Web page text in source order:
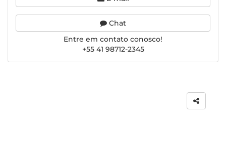
Chat
Entre em contato conosco!
+55 41 98712-2345